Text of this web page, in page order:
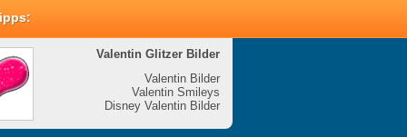
Valentin Glitzer Bilder
Valentin Bilder
Valentin Smileys
Disney Valentin Bilder